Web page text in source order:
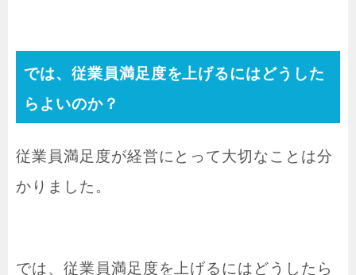
では、従業員満足度を上げるにはどうした
らよいのか？
従業員満足度が経営にとって大切なことは分
かりました。
では、従業員満足度を上げるにはどうしたら